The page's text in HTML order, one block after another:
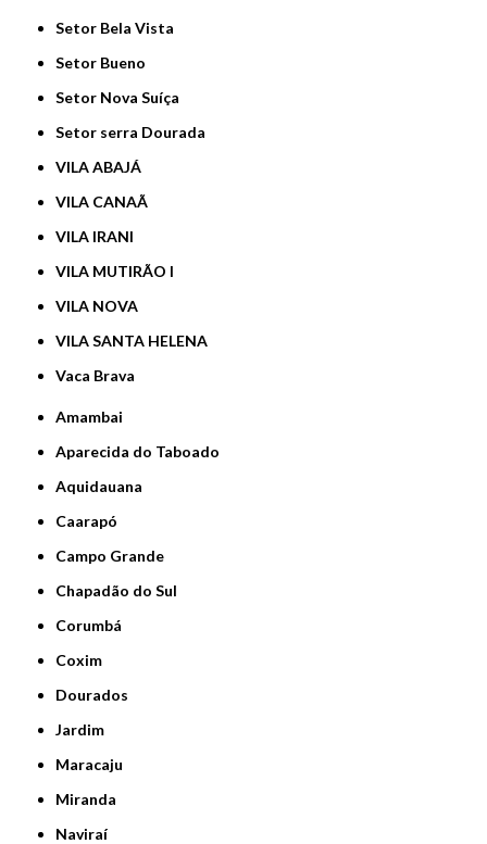
Setor Bela Vista
Setor Bueno
Setor Nova Suíça
Setor serra Dourada
VILA ABAJÁ
VILA CANAÃ
VILA IRANI
VILA MUTIRÃO I
VILA NOVA
VILA SANTA HELENA
Vaca Brava
Amambai
Aparecida do Taboado
Aquidauana
Caarapó
Campo Grande
Chapadão do Sul
Corumbá
Coxim
Dourados
Jardim
Maracaju
Miranda
Naviraí